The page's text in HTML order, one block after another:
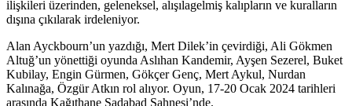
ilişkileri üzerinden, geleneksel, alışılagelmiş kalıpların ve kuralların
dışına çıkılarak irdeleniyor.
Alan Ayckbourn’un yazdığı, Mert Dilek’in çevirdiği, Ali Gökmen
Altuğ’un yönettiği oyunda Aslıhan Kandemir, Ayşen Sezerel, Buket
Kubilay, Engin Gürmen, Gökçer Genç, Mert Aykul, Nurdan
Kalınağa, Özgür Atkın rol alıyor. Oyun, 17-20 Ocak 2024 tarihleri
arasında Kağıthane Sadabad Sahnesi’nde.